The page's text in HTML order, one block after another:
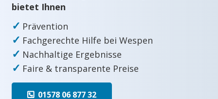
bietet Ihnen
✓ Prävention
✓ Fachgerechte Hilfe bei Wespen
✓ Nachhaltige Ergebnisse
✓ Faire & transparente Preise
01578 06 877 32